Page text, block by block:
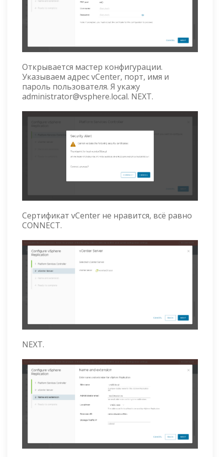
Открывается мастер конфигурации.
Указываем адрес vCenter, порт, имя и
пароль пользователя. Я укажу
administrator@vsphere.local. NEXT.
Сертификат vCenter не нравится, всё равно
CONNECT.
NEXT.